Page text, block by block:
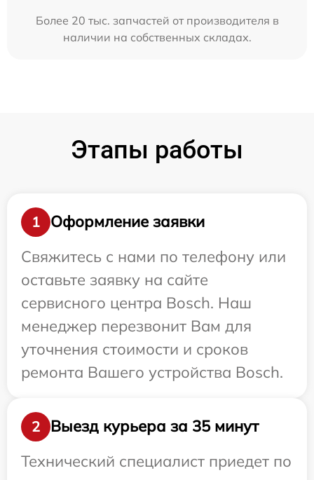
Более 20 тыс. запчастей от производителя в
наличии на собственных складах.
Этапы работы
1
Оформление заявки
Свяжитесь с нами по телефону или
оставьте заявку на сайте
сервисного центра Bosch. Наш
менеджер перезвонит Вам для
уточнения стоимости и сроков
ремонта Вашего устройства Bosch.
2
Выезд курьера за 35 минут
Технический специалист приедет по